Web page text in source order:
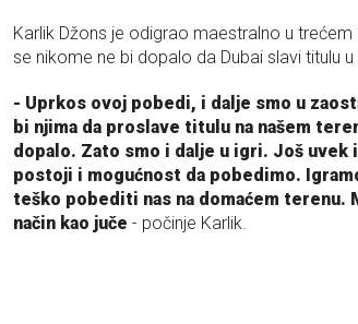
Karlik Džons je odigrao maestralno u
se nikome ne bi dopalo da Dubai slavi titulu
- Uprkos ovoj pobedi, i dalje smo u
bi njima da proslave titulu na našem
dopalo. Zato smo i dalje u igri. Još uvek
postoji i mogućnost da pobedimo.
teško pobediti nas na domaćem
način kao juče - počinje Karlik.